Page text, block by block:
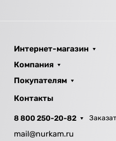
Интернет-магазин
Компания
Покупателям
Контакты
8 800 250-20-82
mail@nurkam.ru